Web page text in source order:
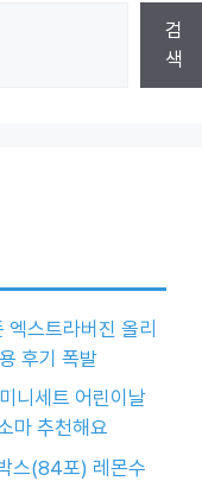
검
색
스트라버진 올리
후기 폭발
니세트 어린이날
마 추천해요
스(84포) 레몬수